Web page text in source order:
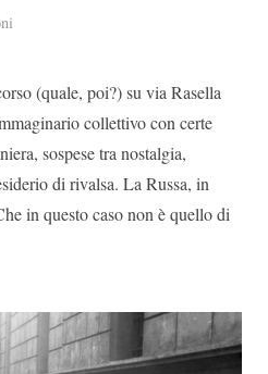
(quale, poi?) su via Rasella
collettivo con certe
sospese tra nostalgia,
di rivalsa. La Russa, in
in questo caso non è quello di